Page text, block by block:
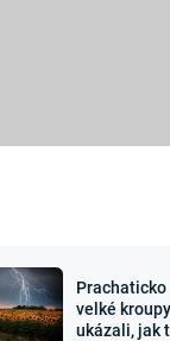
Prachaticko
velké
ukázali, jak